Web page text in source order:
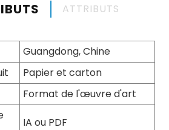
ATTRIBUTS
Guangdong, Chine
Papier et carton
Format de l'œuvre d'art
IA ou PDF